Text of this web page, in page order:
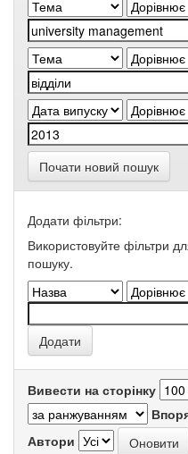
Почати новий пошук
Додати фільтри:
Використовуйте фільтри
пошуку.
Вивести на сторінку
Автори